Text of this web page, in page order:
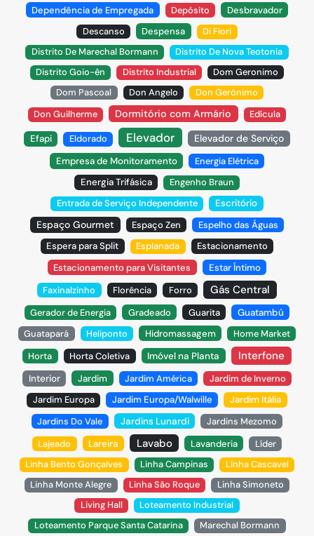
Dependência de Empregada
Depósito
Desbravador
Descanso
Despensa
Di Fiori
Distrito De Marechal Bormann
Distrito De Nova Teotonia
Distrito Goio-ên
Distrito Industrial
Dom Geronimo
Dom Pascoal
Don Angelo
Don Gerônimo
Don Guilherme
Dormitório com Armário Edícula
Efapi Eldorado Elevador Elevador de Serviço
Empresa de Monitoramento
Energia Elétrica
Energia Trifásica
Engenho Braun
Entrada de Serviço Independente
Escritório
Espaço Gourmet Espaço Zen
Espelho das Águas
Espera para Split
Esplanada
Estacionamento
Estacionamento para Visitantes
Estar Íntimo
Faxinalzinho
Florência Forro Gás Central
Gerador de Energia Gradeado Guarita
Guatambú
Guatapará
Heliponto Hidromassagem
Home Market
Horta
Horta Coletiva Imóvel na Planta Interfone
Interior Jardim Jardim América
Jardim de Inverno
Jardim Europa
Jardim Europa/Walwille
Jardim Itália
Jardins Do Vale
Jardins Lunardi
Jardins Mezomo
Lajeado
Lareira Lavabo Lavanderia
Líder
Linha Bento Gonçalves
Linha Campinas
Linha Cascavel
Linha Monte Alegre
Linha São Roque
Linha Simoneto
Living Hall
Loteamento Industrial
Loteamento Parque Santa Catarina
Marechal Bormann